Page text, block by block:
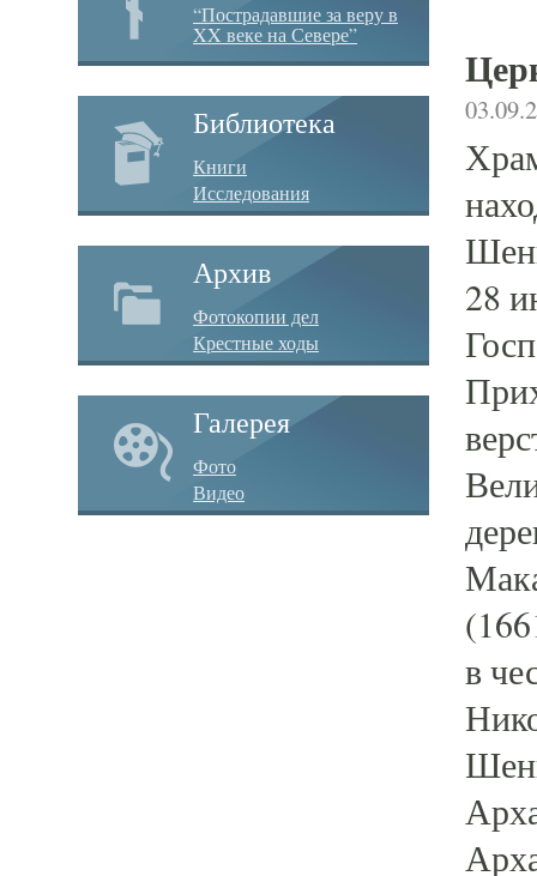
“Пострадавшие за веру в
XX веке на Севере”
Библиотека
Книги
Исследования
Архив
Фотокопии дел
Крестные ходы
Галерея
Фото
Видео
28
в